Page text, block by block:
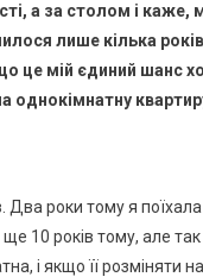
а за столом і
лише кілька
це мій єдиний шанс
однокімнатну
Два роки тому я
10 років тому, але
і якщо її розміняти